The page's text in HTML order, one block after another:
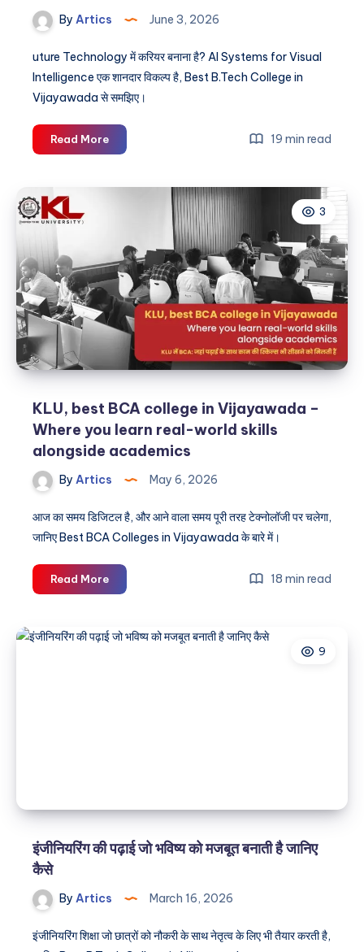
By Artics June 3, 2026
uture Technology में करियर बनाना है? AI Systems for Visual
Intelligence एक शानदार विकल्प है, Best B.Tech College in
Vijayawada से समझिए।
Read MoreMake
it
AI
@
best
BTech
college
19 min read
3
KLU, best BCA college in Vijayawada –
Where you learn real-world skills
alongside academics
By Artics May 6, 2026
आज का समय डिजिटल है, और आने वाला समय पूरी तरह टेक्नोलॉजी पर चलेगा,
जानिए Best BCA Colleges in Vijayawada के बारे में।
Read MoreKLU,
best
college
academics
18 min read
9
इंजीनियरिंग की पढ़ाई जो भविष्य को मजबूत बनाती है जानिए
कैसे
By Artics March 16, 2026
इंजीनियरिंग शिक्षा जो छात्रों को नौकरी के साथ नेतृत्व के लिए भी तैयार करती है,